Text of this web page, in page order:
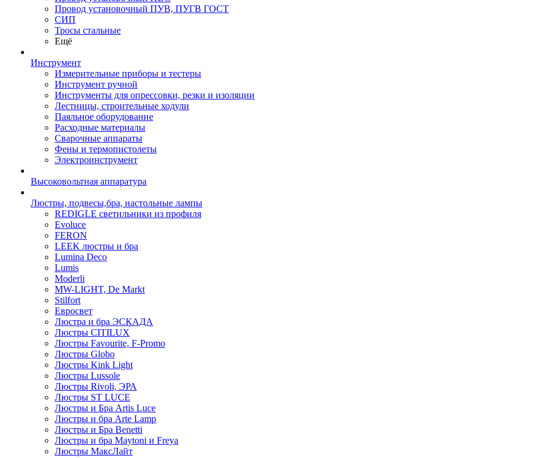
Провод установочный ПУВ, ПУГВ ГОСТ
СИП
Тросы стальные
Ещё
Инструмент
Измерительные приборы и тестеры
Инструмент ручной
Инструменты для опрессовки, резки и изоляции
Лестницы, строительные ходули
Паяльное оборудование
Расходные материалы
Сварочные аппараты
Фены и термопистолеты
Электроинструмент
Высоковольтная аппаратура
Люстры, подвесы,бра, настольные лампы
REDIGLE светильники из профиля
Evoluce
FERON
LEEK люстры и бра
Lumina Deco
Lumis
Moderli
MW-LIGHT, De Markt
Stilfort
Евросвет
Люстра и бра ЭСКАДА
Люстры CITILUX
Люстры Favourite, F-Promo
Люстры Globo
Люстры Kink Light
Люстры Lussole
Люстры Rivoli, ЭРА
Люстры ST LUCE
Люстры и Бра Artis Luce
Люстры и бра Arte Lamp
Люстры и Бра Benetti
Люстры и бра Maytoni и Freya
Люстры МаксЛайт